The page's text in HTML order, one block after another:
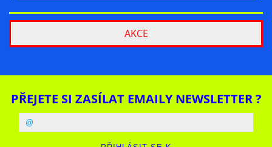
AKCE
PŘEJETE SI ZASÍLAT EMAILY NEWSLETTER ?